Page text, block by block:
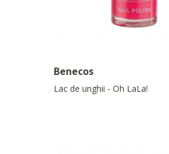
Benecos
Lac de unghii - Oh LaLa!